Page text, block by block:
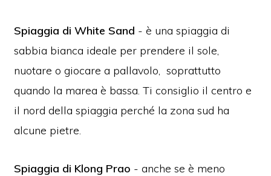
Spiaggia di White Sand - è una spiaggia di
sabbia bianca ideale per prendere il sole,
nuotare o giocare a pallavolo, soprattutto
quando la marea è bassa. Ti consiglio il centro e
il nord della spiaggia perché la zona sud ha
alcune pietre.
Spiaggia di Klong Prao - anche se è meno